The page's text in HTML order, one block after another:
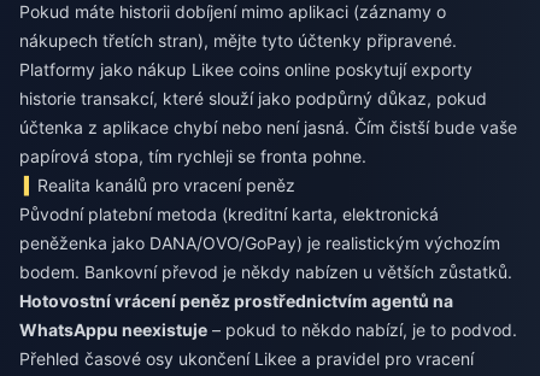
Pokud máte historii dobíjení mimo aplikaci (záznamy o
nákupech třetích stran), mějte tyto účtenky připravené.
Platformy jako nákup Likee coins online poskytují exporty
historie transakcí, které slouží jako podpůrný důkaz, pokud
účtenka z aplikace chybí nebo není jasná. Čím čistší bude vaše
papírová stopa, tím rychleji se fronta pohne.
Realita kanálů pro vracení peněz
Původní platební metoda (kreditní karta, elektronická
peněženka jako DANA/OVO/GoPay) je realistickým výchozím
bodem. Bankovní převod je někdy nabízen u větších zůstatků.
Hotovostní vrácení peněz prostřednictvím agentů na
WhatsAppu neexistuje – pokud to někdo nabízí, je to podvod.
Přehled časové osy ukončení Likee a pravidel pro vracení